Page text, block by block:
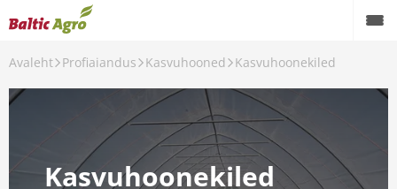
Avaleht Profiaiandus Kasvuhooned Kasvuhoonekiled
Kasvuhoonekiled